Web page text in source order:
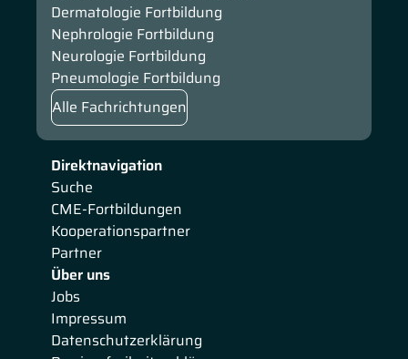
Direktnavigation
Suche
CME-Fortbildungen
Kooperationspartner
Partner
Über uns
Jobs
Impressum
Datenschutzerklärung
Dermatologie Fortbildung
Nephrologie Fortbildung
Neurologie Fortbildung
Pneumologie Fortbildung
Alle Fachrichtungen